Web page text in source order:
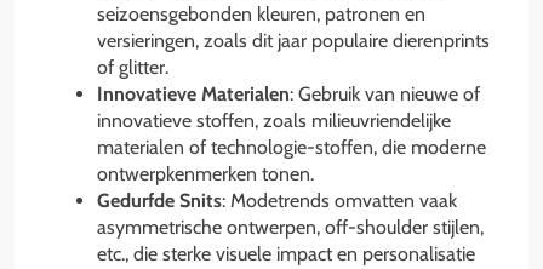
seizoensgebonden kleuren, patronen en
versieringen, zoals dit jaar populaire dierenprints
of glitter.
Innovatieve Materialen: Gebruik van nieuwe of
innovatieve stoffen, zoals milieuvriendelijke
materialen of technologie-stoffen, die moderne
ontwerpkenmerken tonen.
Gedurfde Snits: Modetrends omvatten vaak
asymmetrische ontwerpen, off-shoulder stijlen,
etc., die sterke visuele impact en personalisatie